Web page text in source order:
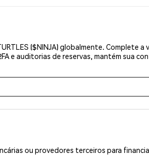
($NINJA) globalmente. Complete
e auditorias de reservas, mantém sua
ou provedores terceiros para